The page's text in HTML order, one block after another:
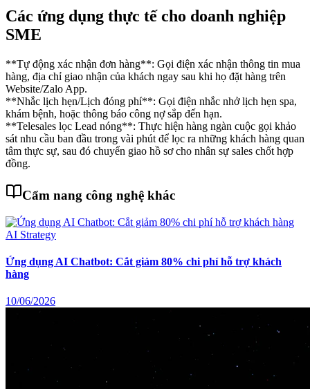
Các ứng dụng thực tế cho doanh nghiệp
SME
**Tự động xác nhận đơn hàng**: Gọi điện xác nhận thông tin mua
hàng, địa chỉ giao nhận của khách ngay sau khi họ đặt hàng trên
Website/Zalo App.
**Nhắc lịch hẹn/Lịch đóng phí**: Gọi điện nhắc nhở lịch hẹn spa,
khám bệnh, hoặc thông báo công nợ sắp đến hạn.
**Telesales lọc Lead nóng**: Thực hiện hàng ngàn cuộc gọi khảo
sát nhu cầu ban đầu trong vài phút để lọc ra những khách hàng quan
tâm thực sự, sau đó chuyển giao hồ sơ cho nhân sự sales chốt hợp
đồng.
Cẩm nang công nghệ khác
AI Strategy
Ứng dụng AI Chatbot: Cắt giảm 80% chi phí hỗ trợ khách
hàng
10/06/2026